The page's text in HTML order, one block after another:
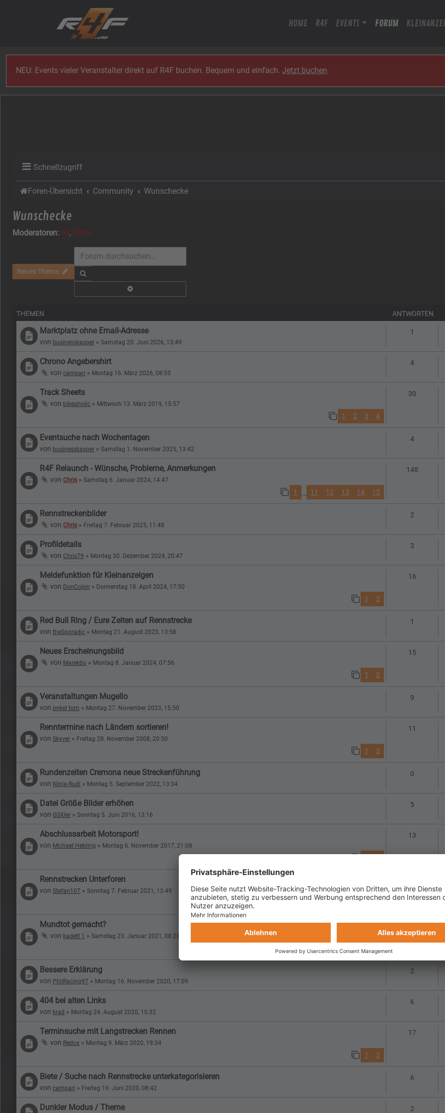
HOME R4F EVENTS FORUM
NEU: Events vieler Veranstalter direkt auf R4F buchen. Bequem und einfach.Jetzt buchen
Schnellzugriff
Foren-Übersicht Community Wunschecke
Wunschecke
Moderatoren: as, Chris
Neues Thema
THEMEN ANTWORTEN
Marktplatz ohne Email-Adresse
von businesskasper » Samstag 20. Juni 2026, 13:49
1
Chrono Angebershirt
voncampari » Montag 16. März 2026, 08:55
4Antworten
Track Sheets
von bikeaholic » Mittwoch 13. März 2019, 15:57
1 2 3 4
30
Eventsuche nach Wochentagen
von businesskasper » Samstag 1. November 2025, 13:42
4Antworten
R4F Relaunch - Wünsche, Probleme, Anmerkungen
von Chris » Samstag 6. Januar 2024, 14:47
1 … 11 12 13 14 15
148
Rennstreckenbilder
von Chris » Freitag 7. Februar 2025, 11:48
2
Profildetails
von Chris79 » Montag 30. Dezember 2024, 20:47
3
Meldefunktion für Kleinanzeigen
von DonCojon » Donnerstag 18. April 2024, 17:50
1 2
16
Red Bull Ring / Eure Zeiten auf Rennstrecke
vontheSporadic » Montag 21. August 2023, 13:58
1
Neues Erscheinungsbild
von Marekbu » Montag 8. Januar 2024, 07:56
1 2
15
Veranstaltungen Mugello
vononkel tom » Montag 27. November 2023, 15:50
9
Renntermine nach Ländern sortieren!
von Skyver » Freitag 28. November 2008, 20:50
1 2
11
Rundenzeiten Cremona neue Streckenführung
von Ninja-Rudi » Montag 5. September 2022, 13:34
0
Datei Größe Bilder erhöhen
von GSXler » Sonntag 5. Juni 2016, 13:16
5
Abschlussarbeit Motorsport!
von Michael Hebling » Montag 6. November 2017, 21:08
13
Rennstrecken Unterforen
von Stefan107 » Sonntag 7. Februar 2021, 13:49
1 2 3
Mundtot gemacht?
von kadett 1 » Samstag 23. Januar 2021, 08:23
1
13
Bessere Erklärung
von PhilRacing97 » Montag 16. November 2020, 17:09
2
404 bei alten Links
von krad » Montag 24. August 2020, 15:32
6
Terminsuche mit Langstrecken Rennen
von Redox » Montag 9. März 2020, 19:34
1 2
17
Biete / Suche nach Rennstrecke unterkategorisieren
voncampari » Freitag 19. Juni 2020, 08:42
6
Dunkler Modus / Theme 2